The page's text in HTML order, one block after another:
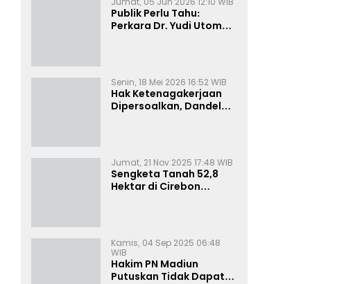
Publik Perlu Tahu:
Perkara Dr. Yudi Utomo
Resmi
Senin, 18 Mei 2026 16:52 WIB
Hak Ketenagakerjaan
Dipersoalkan, Dandel
Jumat, 21 Nov 2025 17:48 WIB
Sengketa Tanah 52,8
Hektar di Cirebon
Kamis, 04 Sep 2025 06:48
WIB
Hakim PN Madiun
Putuskan Tidak Dapat